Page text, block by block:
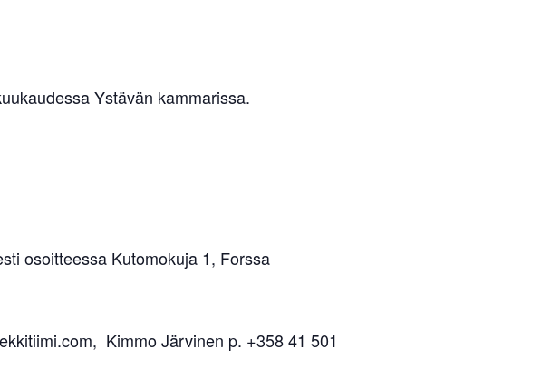
Ystävän kammarissa.
osoitteessa Kutomokuja 1, Forssa
Kimmo Järvinen p. +358 41 501